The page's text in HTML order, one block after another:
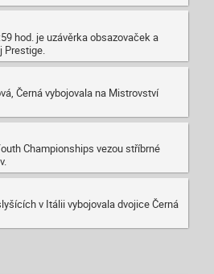
hod. je uzávěrka obsazovaček a
Prestige.
Černá vybojovala na Mistrovství
Championships vezou stříbrné
v Itálii vybojovala dvojice Černá